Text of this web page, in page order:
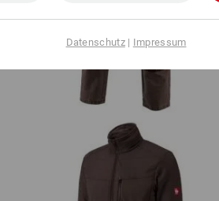
Jeans e.s.motion denim
Datenschutz| Impressum